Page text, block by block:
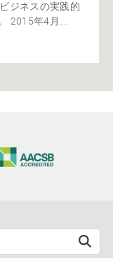
ジネスの実践的
2015年4月...